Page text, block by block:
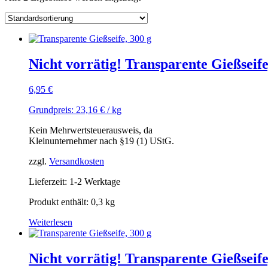
Nicht vorrätig! Transparente
6,95 €
Grundpreis: 23,16 € /kg
Kein Mehrwertsteuerausweis, da
Kleinunternehmer nach §19 (1) UStG.
zzgl. Versandkosten
Lieferzeit: 1-2 Werktage
Produkt enthält: 0,3 kg
Weiterlesen
Nicht vorrätig! Transparente